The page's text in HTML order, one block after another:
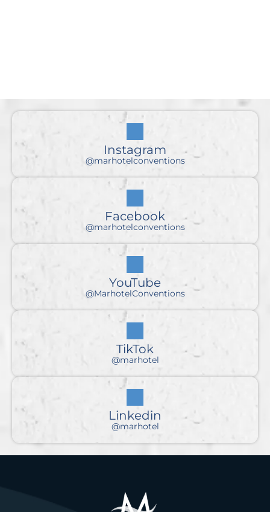
Instagram
@marhotelconventions
Facebook
@marhotelconventions
YouTube
@MarhotelConventions
TikTok
@marhotel
Linkedin
@marhotel